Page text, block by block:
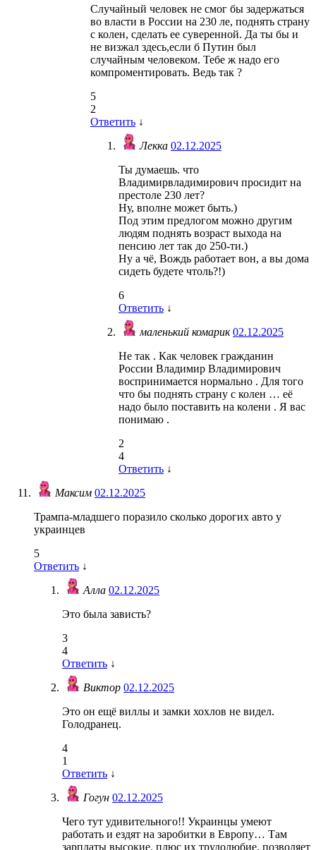
Случайный человек не смог бы задержаться
во власти в России на 230 ле, поднять страну
с колен, сделать ее суверенной. Да ты бы и
не визжал здесь,если б Путин был
случайным человеком. Тебе ж надо его
компроментировать. Ведь так ?
5
2
Ответить ↓
Лекка 02.12.2025
Ты думаешь. что
Владимирвладимирович просидит на
престоле 230 лет?
Ну, вполне может быть.)
Под этим предлогом можно другим
людям поднять возраст выхода на
пенсию лет так до 250-ти.)
Ну а чё, Вождь работает вон, а вы дома
сидеть будете чтоль?!)
6
Ответить ↓
маленький комарик02.12.2025
Не так . Как человек гражданин
России Владимир Владимирович
воспринимается нормально . Для того
что бы поднять страну с колен … её
надо было поставить на колени . Я вас
понимаю .
2
4
Ответить ↓
Максим 02.12.2025
Трампа-младшего поразило сколько дорогих авто у
украинцев
5
Ответить ↓
Алла 02.12.2025
Это была зависть?
3
4
Ответить ↓
Виктор 02.12.2025
Это он ещё виллы и замки хохлов не видел.
Голодранец.
4
1
Ответить ↓
Гогун 02.12.2025
Чего тут удивительного!! Украинцы умеют
работать и ездят на заробитки в Европу… Там
зарплаты высокие, плюс их трудолюбие, позволяет